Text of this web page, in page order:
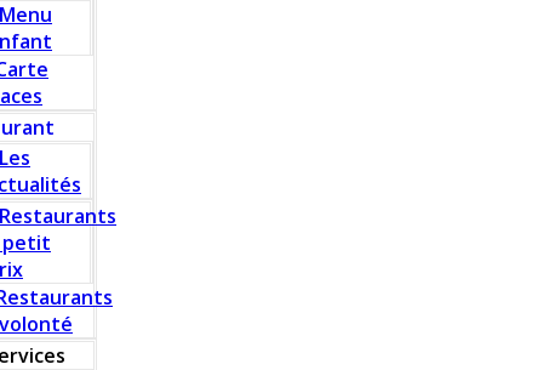
Menu
Les
Restaurants
petit